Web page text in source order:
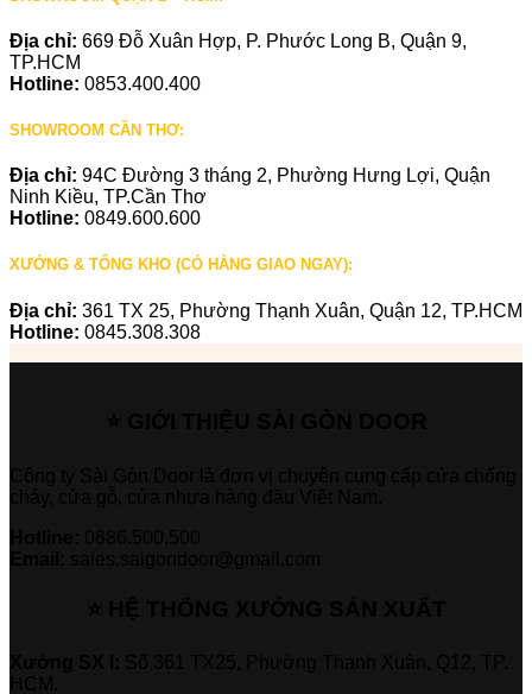
Địa chỉ: 669 Đỗ Xuân Hợp, P. Phước Long B, Quận 9,
TP.HCM
Hotline: 0853.400.400
SHOWROOM CẦN THƠ:
Địa chỉ: 94C Đường 3 tháng 2, Phường Hưng Lợi, Quận
Ninh Kiều, TP.Cần Thơ
Hotline: 0849.600.600
XƯỞNG & TỔNG KHO (CÓ HÀNG GIAO NGAY):
Địa chỉ: 361 TX 25, Phường Thạnh Xuân, Quận 12, TP.HCM
Hotline: 0845.308.308